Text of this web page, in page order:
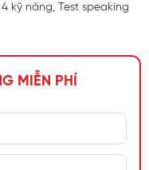
kỹ năng, Test speaking
MIỄN PHÍ